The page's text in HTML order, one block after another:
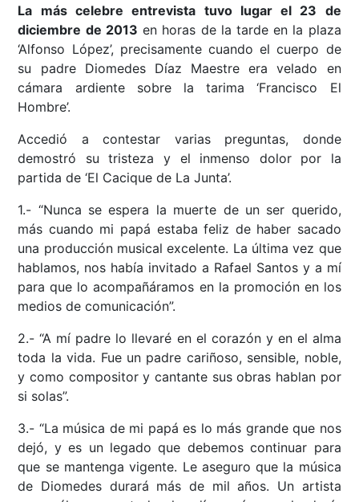
La más celebre entrevista tuvo lugar el 23 de
diciembre de 2013 en horas de la tarde en la plaza
‘Alfonso López’, precisamente cuando el cuerpo de
su padre Diomedes Díaz Maestre era velado en
cámara ardiente sobre la tarima ‘Francisco El
Hombre’.
Accedió a contestar varias preguntas, donde
demostró su tristeza y el inmenso dolor por la
partida de ‘El Cacique de La Junta’.
1.- “Nunca se espera la muerte de un ser querido,
más cuando mi papá estaba feliz de haber sacado
una producción musical excelente. La última vez que
hablamos, nos había invitado a Rafael Santos y a mí
para que lo acompañáramos en la promoción en los
medios de comunicación”.
2.- “A mí padre lo llevaré en el corazón y en el alma
toda la vida. Fue un padre cariñoso, sensible, noble,
y como compositor y cantante sus obras hablan por
si solas”.
3.- “La música de mi papá es lo más grande que nos
dejó, y es un legado que debemos continuar para
que se mantenga vigente. Le aseguro que la música
de Diomedes durará más de mil años. Un artista